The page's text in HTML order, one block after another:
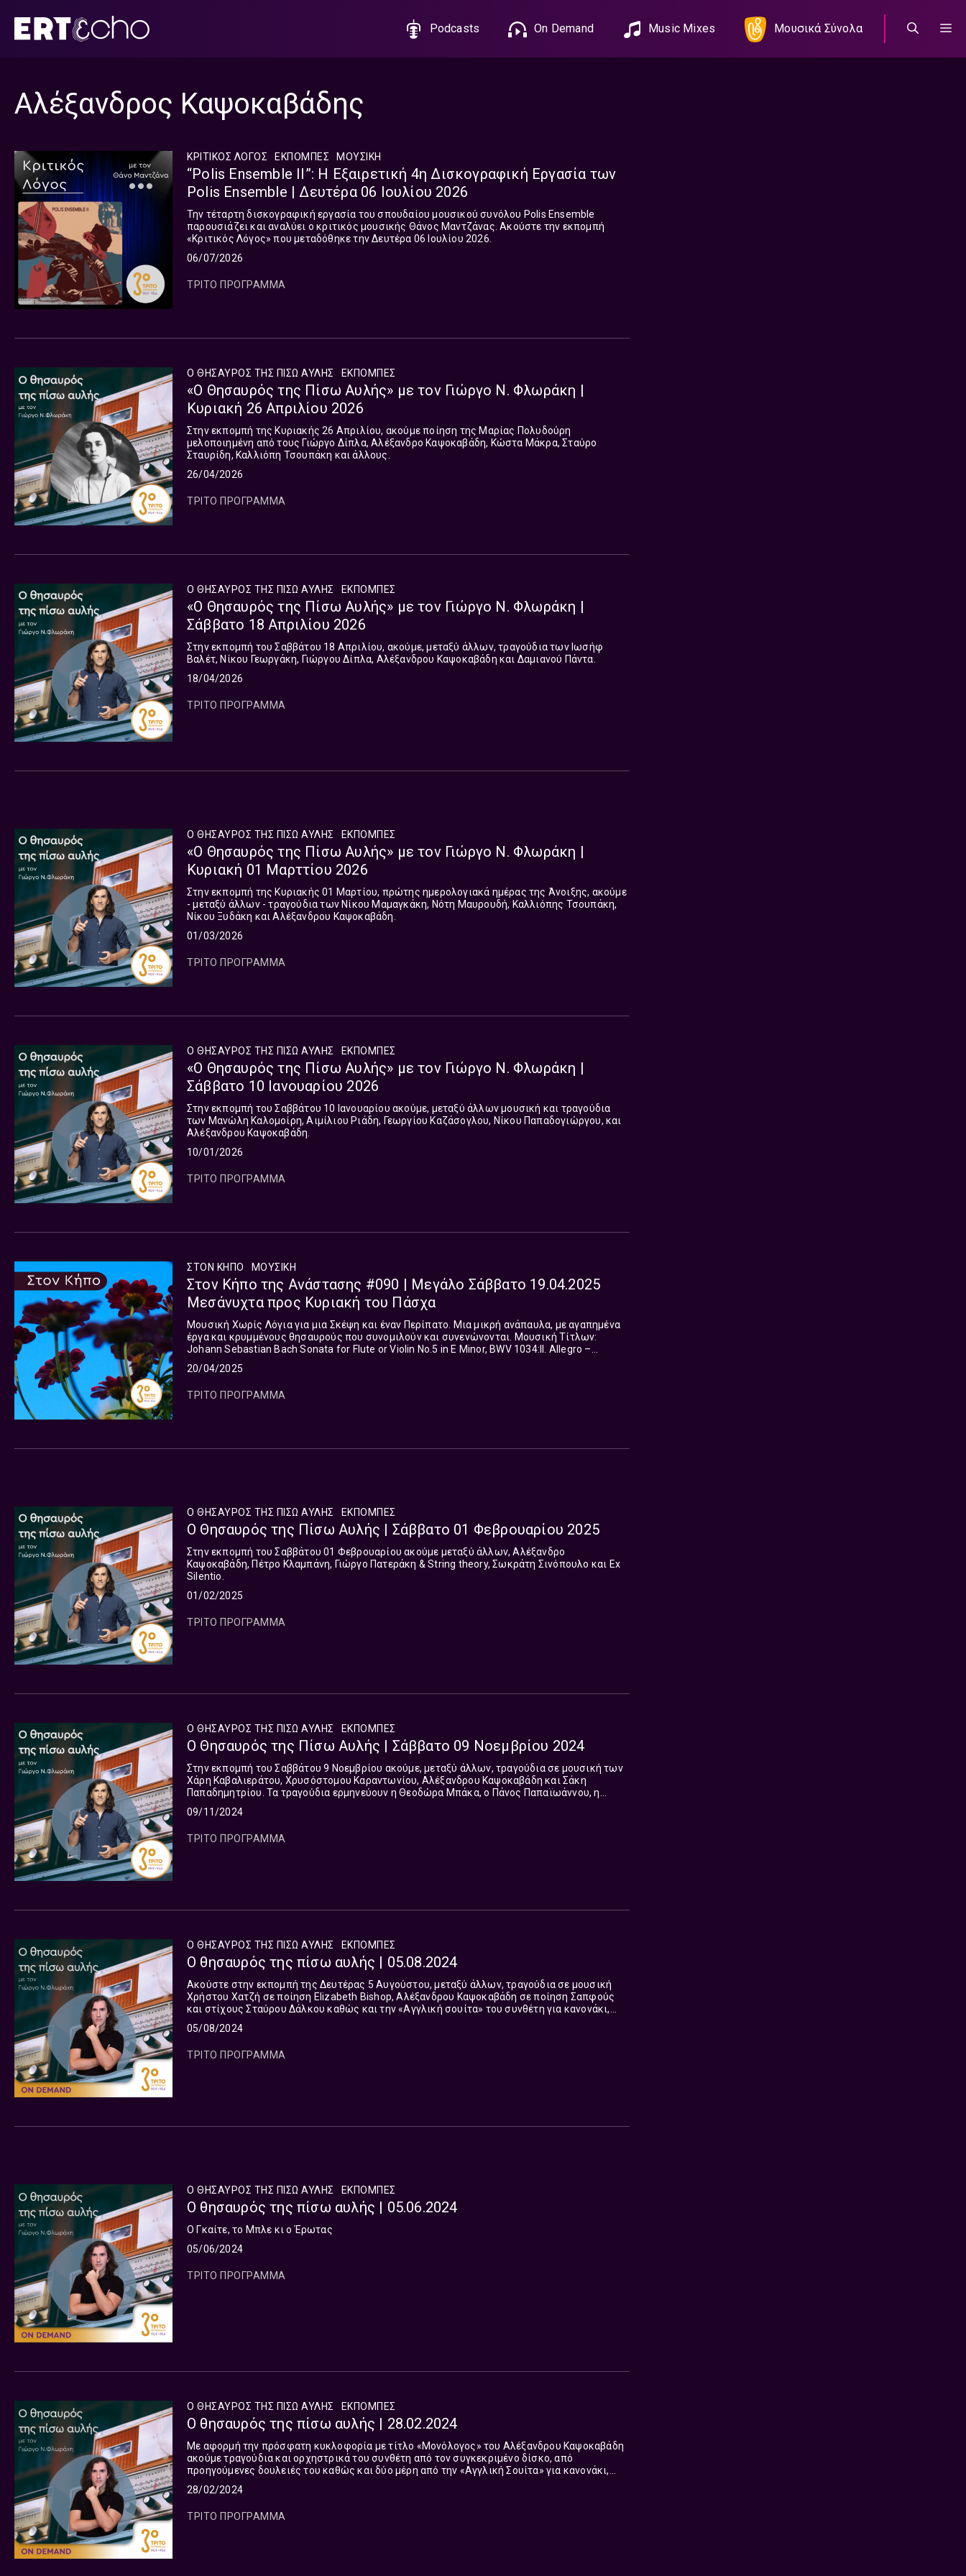
περιεχόμενο
Podcasts On Demand Music Mixes Μουσικά Σύνολα
Αλέξανδρος Καψοκαβάδης
ΚΡΙΤΙΚΟΣ ΛΟΓΟΣ ΕΚΠΟΜΠΈΣ ΜΟΥΣΙΚΉ
“Polis Ensemble II”: H Εξαιρετική 4η Δισκογραφική Εργασία των
Polis Ensemble | Δευτέρα 06 Ιουλίου 2026
Την τέταρτη δισκογραφική εργασία του σπουδαίου μουσικού συνόλου Polis Ensemble
παρουσιάζει και αναλύει ο κριτικός μουσικής Θάνος Μαντζάνας. Ακούστε την εκπομπή
«Κριτικός Λόγος» που μεταδόθηκε την Δευτέρα 06 Ιουλίου 2026.
06/07/2026
ΤΡΙΤΟ ΠΡΟΓΡΑΜΜΑ
Ο ΘΗΣΑΥΡΟΣ ΤΗΣ ΠΙΣΩ ΑΥΛΗΣ ΕΚΠΟΜΠΈΣ
«Ο Θησαυρός της Πίσω Αυλής» με τον Γιώργο Ν. Φλωράκη |
Κυριακή 26 Απριλίου 2026
Στην εκπομπή της Κυριακής 26 Απριλίου, ακούμε ποίηση της Μαρίας Πολυδούρη
μελοποιημένη από τους Γιώργο Δίπλα, Αλέξανδρο Καψοκαβάδη, Κώστα Μάκρα, Σταύρο
Σταυρίδη, Καλλιόπη Τσουπάκη και άλλους.
26/04/2026
ΤΡΙΤΟ ΠΡΟΓΡΑΜΜΑ
Ο ΘΗΣΑΥΡΟΣ ΤΗΣ ΠΙΣΩ ΑΥΛΗΣ ΕΚΠΟΜΠΈΣ
«Ο Θησαυρός της Πίσω Αυλής» με τον Γιώργο Ν. Φλωράκη |
Σάββατο 18 Απριλίου 2026
Στην εκπομπή του Σαββάτου 18 Απριλίου, ακούμε, μεταξύ άλλων, τραγούδια των Ιωσήφ
Βαλέτ, Νίκου Γεωργάκη, Γιώργου Δίπλα, Αλέξανδρου Καψοκαβάδη και Δαμιανού Πάντα.
18/04/2026
ΤΡΙΤΟ ΠΡΟΓΡΑΜΜΑ
Ο ΘΗΣΑΥΡΟΣ ΤΗΣ ΠΙΣΩ ΑΥΛΗΣ ΕΚΠΟΜΠΈΣ
«Ο Θησαυρός της Πίσω Αυλής» με τον Γιώργο Ν. Φλωράκη |
Κυριακή 01 Μαρττίου 2026
Στην εκπομπή της Κυριακής 01 Μαρτίου, πρώτης ημερολογιακά ημέρας της Άνοιξης, ακούμε
- μεταξύ άλλων - τραγούδια των Νίκου Μαμαγκάκη, Νότη Μαυρουδή, Καλλιόπης Τσουπάκη,
Νίκου Ξυδάκη και Αλέξανδρου Καψοκαβάδη.
01/03/2026
ΤΡΙΤΟ ΠΡΟΓΡΑΜΜΑ
Ο ΘΗΣΑΥΡΟΣ ΤΗΣ ΠΙΣΩ ΑΥΛΗΣ ΕΚΠΟΜΠΈΣ
«Ο Θησαυρός της Πίσω Αυλής» με τον Γιώργο Ν. Φλωράκη |
Σάββατο 10 Ιανουαρίου 2026
Στην εκπομπή του Σαββάτου 10 Ιανουαρίου ακούμε, μεταξύ άλλων μουσική και τραγούδια
των Μανώλη Καλομοίρη, Αιμίλιου Ριάδη, Γεωργίου Καζάσογλου, Νίκου Παπαδογιώργου, και
Αλέξανδρου Καψοκαβάδη.
10/01/2026
ΤΡΙΤΟ ΠΡΟΓΡΑΜΜΑ
ΣΤΟΝ ΚΗΠΟ ΜΟΥΣΙΚΉ
Στον Κήπο της Ανάστασης #090 | Μεγάλο Σάββατο 19.04.2025
Μεσάνυχτα προς Κυριακή του Πάσχα
Μουσική Χωρίς Λόγια για μια Σκέψη και έναν Περίπατο. Μια μικρή ανάπαυλα, με αγαπημένα
έργα και κρυμμένους θησαυρούς που συνομιλούν και συνενώνονται. Μουσική Τίτλων:
Johann Sebastian Bach Sonata for Flute or Violin No.5 in E Minor, BWV 1034:II. Allegro –
20/04/2025
ΤΡΙΤΟ ΠΡΟΓΡΑΜΜΑ
Ο ΘΗΣΑΥΡΟΣ ΤΗΣ ΠΙΣΩ ΑΥΛΗΣ ΕΚΠΟΜΠΈΣ
Ο Θησαυρός της Πίσω Αυλής | Σάββατο 01 Φεβρουαρίου 2025
Στην εκπομπή του Σαββάτου 01 Φεβρουαρίου ακούμε μεταξύ άλλων, Αλέξανδρο
Καψοκαβάδη, Πέτρο Κλαμπάνη, Γιώργο Πατεράκη & String theory, Σωκράτη Σινόπουλο και Ex
Silentio.
01/02/2025
ΤΡΙΤΟ ΠΡΟΓΡΑΜΜΑ
Ο ΘΗΣΑΥΡΟΣ ΤΗΣ ΠΙΣΩ ΑΥΛΗΣ ΕΚΠΟΜΠΈΣ
Ο Θησαυρός της Πίσω Αυλής | Σάββατο 09 Νοεμβρίου 2024
Στην εκπομπή του Σαββάτου 9 Νοεμβρίου ακούμε, μεταξύ άλλων, τραγούδια σε μουσική των
Χάρη Καβαλιεράτου, Χρυσόστομου Καραντωνίου, Αλέξανδρου Καψοκαβάδη και Σάκη
Παπαδημητρίου. Τα τραγούδια ερμηνεύουν η Θεοδώρα Μπάκα, ο Πάνος Παπαϊωάννου, η
09/11/2024
ΤΡΙΤΟ ΠΡΟΓΡΑΜΜΑ
Ο ΘΗΣΑΥΡΟΣ ΤΗΣ ΠΙΣΩ ΑΥΛΗΣ ΕΚΠΟΜΠΈΣ
Ο θησαυρός της πίσω αυλής | 05.08.2024
Ακούστε στην εκπομπή της Δευτέρας 5 Αυγούστου, μεταξύ άλλων, τραγούδια σε μουσική
Χρήστου Χατζή σε ποίηση Elizabeth Bishop, Αλέξανδρου Καψοκαβάδη σε ποίηση Σαπφούς
και στίχους Σταύρου Δάλκου καθώς και την «Αγγλική σουίτα» του συνθέτη για κανονάκι,
Κανονάκι, Λευτέρη Ανδριώτη - Κρητική Λύρα, Αλέξανδρο Καψοκαβάδη - Πολίτικο Λαούτο.
05/08/2024
ΤΡΙΤΟ ΠΡΟΓΡΑΜΜΑ
Ο ΘΗΣΑΥΡΟΣ ΤΗΣ ΠΙΣΩ ΑΥΛΗΣ ΕΚΠΟΜΠΈΣ
Ο θησαυρός της πίσω αυλής | 05.06.2024
Ο Γκαίτε, το Μπλε κι ο Έρωτας
05/06/2024
ΤΡΙΤΟ ΠΡΟΓΡΑΜΜΑ
Ο ΘΗΣΑΥΡΟΣ ΤΗΣ ΠΙΣΩ ΑΥΛΗΣ ΕΚΠΟΜΠΈΣ
Ο θησαυρός της πίσω αυλής | 28.02.2024
Με αφορμή την πρόσφατη κυκλοφορία με τίτλο «Μονόλογος» του Αλέξανδρου Καψοκαβάδη
ακούμε τραγούδια και ορχηστρικά του συνθέτη από τον συγκεκριμένο δίσκο, από
προηγούμενες δουλειές του καθώς και δύο μέρη από την «Αγγλική Σουίτα» για κανονάκι,
28/02/2024
ΤΡΙΤΟ ΠΡΟΓΡΑΜΜΑ